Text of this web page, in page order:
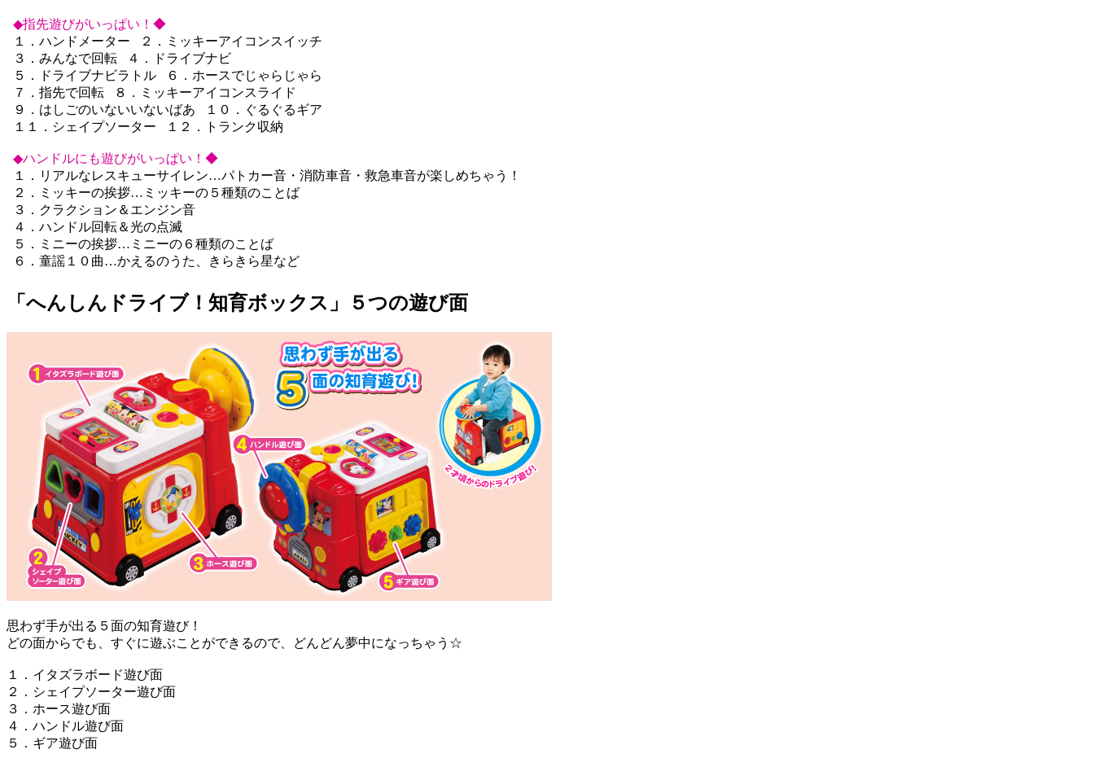
◆指先遊びがいっぱい！◆
１．ハンドメーター ２．ミッキーアイコンスイッチ
３．みんなで回転 ４．ドライブナビ
５．ドライブナビラトル ６．ホースでじゃらじゃら
７．指先で回転 ８．ミッキーアイコンスライド
９．はしごのいないいないばあ １０．ぐるぐるギア
１１．シェイプソーター １２．トランク収納
◆ハンドルにも遊びがいっぱい！◆
１．リアルなレスキューサイレン…パトカー音・消防車音・救急車音が楽しめちゃう！
２．ミッキーの挨拶…ミッキーの５種類のことば
３．クラクション＆エンジン音
４．ハンドル回転＆光の点滅
５．ミニーの挨拶…ミニーの６種類のことば
６．童謡１０曲…かえるのうた、きらきら星など
「へんしんドライブ！知育ボックス」５つの遊び面
思わず手が出る５面の知育遊び！
どの面からでも、すぐに遊ぶことができるので、どんどん夢中になっちゃう☆
１．イタズラボード遊び面
２．シェイプソーター遊び面
３．ホース遊び面
４．ハンドル遊び面
５．ギア遊び面